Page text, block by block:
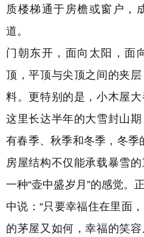
质楼梯通于房檐或窗户，
道。
门朝东开，面向太阳，面
顶，平顶与尖顶之间的夹
料。更特别的是，小木屋
这里长达半年的大雪封山期
有春季、秋季和冬季，冬季
房屋结构不仅能承载暴雪
一种“壶中盛岁月”的感觉。
中说：“只要幸福住在里面
的茅屋又如何，幸福的笑